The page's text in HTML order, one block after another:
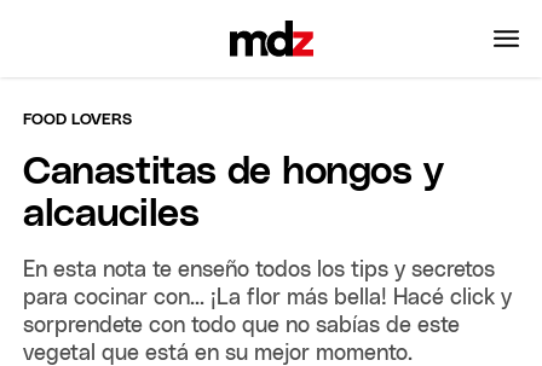
FOOD LOVERS
Canastitas de hongos y
alcauciles
En esta nota te enseño todos los tips y secretos
para cocinar con... ¡La flor más bella! Hacé click y
sorprendete con todo que no sabías de este
vegetal que está en su mejor momento.